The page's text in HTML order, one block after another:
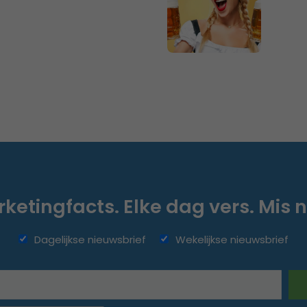
Elke dag vers. Mis
Dagelijkse nieuwsbrief Wekelijkse nieuwsbrief